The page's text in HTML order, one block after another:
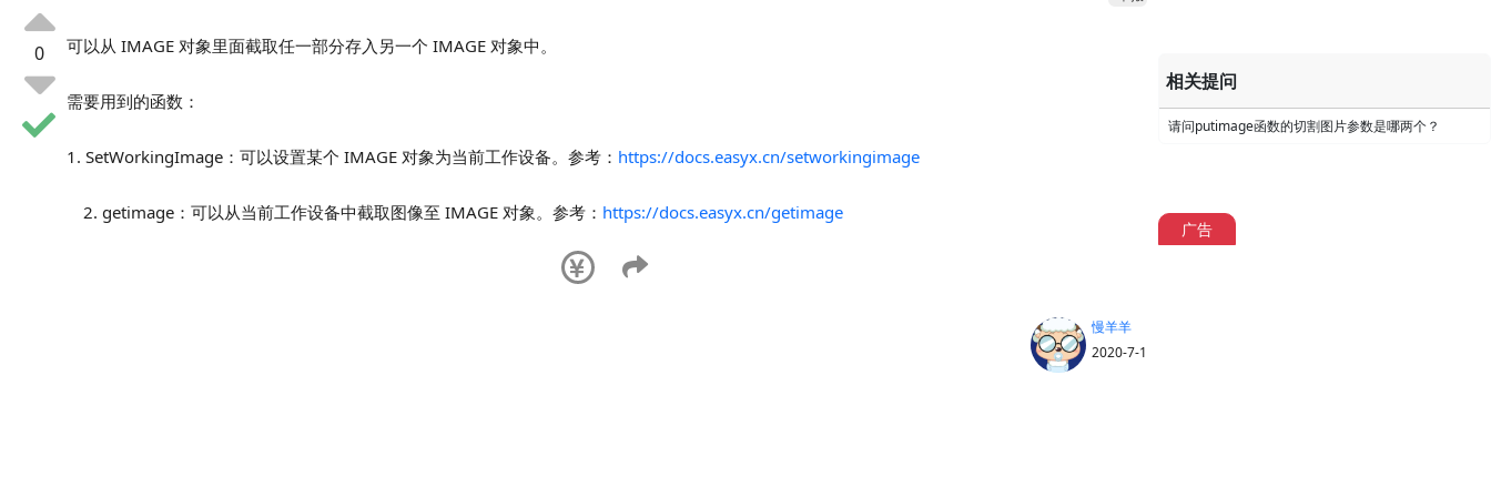
0 可以从 IMAGE 对象里面截取任一部分存入另一个 IMAGE 对象中。
需要用到的函数：
1. SetWorkingImage：可以设置某个 IMAGE 对象为当前工作设备。参考： https://docs.easyx.cn/setworkingimage
getimage：可以从当前工作设备中截取图像至 IMAGE 对象。参考： https://docs.easyx.cn/getimage
慢羊羊
2020-7-1
相关提问
请问putimage函数的切割图片参数是哪两个？
广告